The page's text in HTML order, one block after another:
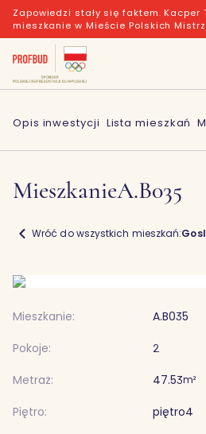
Zapowiedzi stały się faktem. Kacper
mieszkanie w Mieście Polskich
Opis inwestycji Lista mieszkań
MieszkanieA.B035
Wróć do wszystkich mieszkań:
Mieszkanie:
A.B035
Pokoje:
2
Metraż:
47.53m²
Piętro: piętro4